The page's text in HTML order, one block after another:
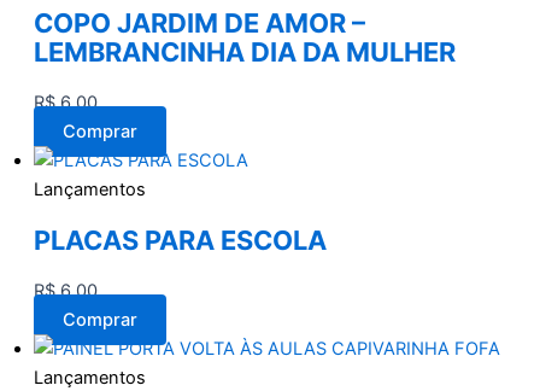
COPO JARDIM DE AMOR –
LEMBRANCINHA DIA DA MULHER
R$6,00
Comprar
Lançamentos
PLACAS PARA ESCOLA
R$6,00
Comprar
Lançamentos